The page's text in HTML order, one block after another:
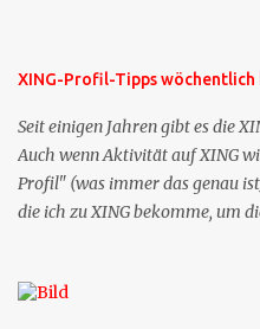
XING-Profil-Tipps
Seit einigen Jahren gibt es die
Auch wenn Aktivität auf XING
Profil" (was immer das genau
die ich zu XING bekomme, um
bekommen Sie kostenlos eine